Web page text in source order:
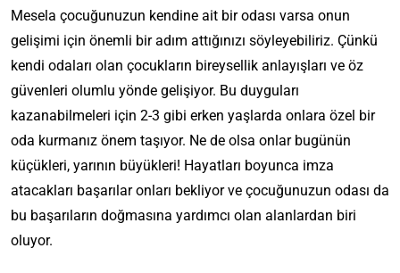
Mesela çocuğunuzun kendine ait bir odası varsa onun
gelişimi için önemli bir adım attığınızı söyleyebiliriz. Çünkü
kendi odaları olan çocukların bireysellik anlayışları ve öz
güvenleri olumlu yönde gelişiyor. Bu duyguları
kazanabilmeleri için 2-3 gibi erken yaşlarda onlara özel bir
oda kurmanız önem taşıyor. Ne de olsa onlar bugünün
küçükleri, yarının büyükleri! Hayatları boyunca imza
atacakları başarılar onları bekliyor ve çocuğunuzun odası da
bu başarıların doğmasına yardımcı olan alanlardan biri
oluyor.